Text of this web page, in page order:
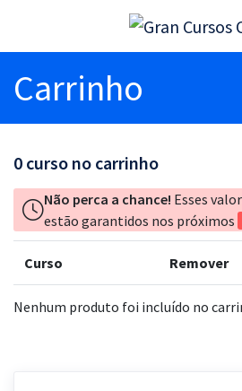
Carrinho
0 curso no carrinho
Não perca a chance! Esses
estão garantidos nos próximos
Curso Remover
Nenhum produto foi incluído no